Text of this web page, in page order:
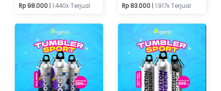
Rp 98.000 1.440x Terjual Rp 83.000 1.917x Terjual